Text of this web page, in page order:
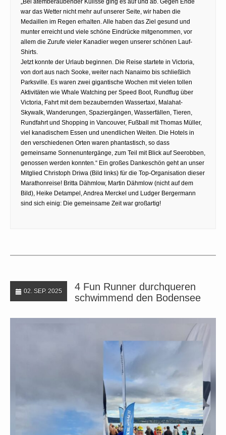
war das Wetter nicht mehr auf unserer Seite, wir haben die
Medaillen im Regen erhalten. Alle haben das Ziel gesund und
munter erreicht und viele schöne Eindrücke mitgenommen, vor
allem die Zurufe vieler Kanadier wegen unserer schönen Lauf-
Shirts.
Jetzt konnte der Urlaub beginnen. Die Reise startete in Victoria,
von dort aus nach Sooke, weiter nach Nanaimo bis schließlich
Parksville. Es waren zwei gigantische Wochen mit vielen tollen
Aktivitäten wie Whale Watching per Speed Boot, Rundflug über
Victoria, Fahrt mit dem bezaubernden Wassertaxi, Malahat-
Skywalk, Wanderungen, Spaziergängen, Wasserfällen, Tieren,
Rundfahrt und Shopping in Vancouver, Fußball mit Thomas Müller,
viel kanadischem Essen und unendlichen Weiten. Die Hotels in
den verschiedenen Orten waren phantastisch, so dass
gemeinsame Sonnenuntergänge, zum Teil mit Blick auf Seerobben,
genossen werden konnten.“ Ein großes Dankeschön geht an unser
Mitglied Christoph Driwa (Bild links) für die Top-Organisation dieser
Marathonreise! Britta Dähmlow, Martin Dähmlow (nicht auf dem
Bild), Heike Detampel, Andrea Merckel und Ludger Bergermann
sind sich einig: Die gemeinsame Zeit war großartig!
02. SEP. 2025
4 Fun Runner durchqueren
schwimmend den Bodensee